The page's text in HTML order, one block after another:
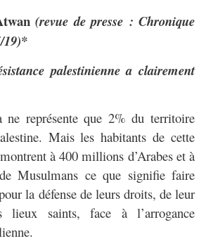
(revue de presse : Chronique
19)*
palestinienne a clairement
ne représente que 2% du territoire
Mais les habitants de cette
à 400 millions d’Arabes et à
Musulmans ce que signifie faire
la défense de leurs droits, de leur
saints, face à l’arrogance